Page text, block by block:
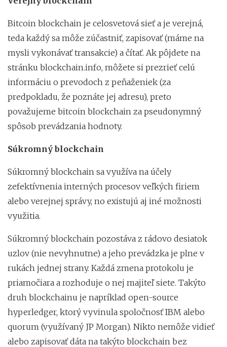
Bitcoin blockchain je celosvetová sieť a je verejná,
teda každý sa môže zúčastniť, zapisovať (máme na
mysli vykonávať transakcie) a čítať. Ak pôjdete na
stránku blockchain.info, môžete si prezrieť celú
informáciu o prevodoch z peňaženiek (za
predpokladu, že poznáte jej adresu), preto
považujeme bitcoin blockchain za pseudonymný
spôsob prevádzania hodnoty.
Súkromný blockchain
Súkromný blockchain sa využíva na účely
zefektívnenia interných procesov veľkých firiem
alebo verejnej správy, no existujú aj iné možnosti
využitia.
Súkromný blockchain pozostáva z rádovo desiatok
uzlov (nie nevyhnutne) a jeho prevádzka je plne v
rukách jednej strany. Každá zmena protokolu je
priamočiara a rozhoduje o nej majiteľ siete. Takýto
druh blockchainu je napríklad open-source
hyperledger, ktorý vyvinula spoločnosť IBM alebo
quorum (využívaný JP Morgan). Nikto nemôže vidieť
alebo zapisovať dáta na takýto blockchain bez